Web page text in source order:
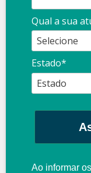
Qual a sua
Estado*
Ao informar